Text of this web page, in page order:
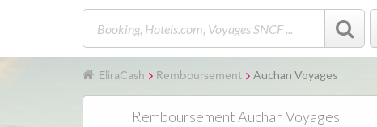
EliraCash Remboursement Auchan Voyages
Remboursement Auchan Voyages